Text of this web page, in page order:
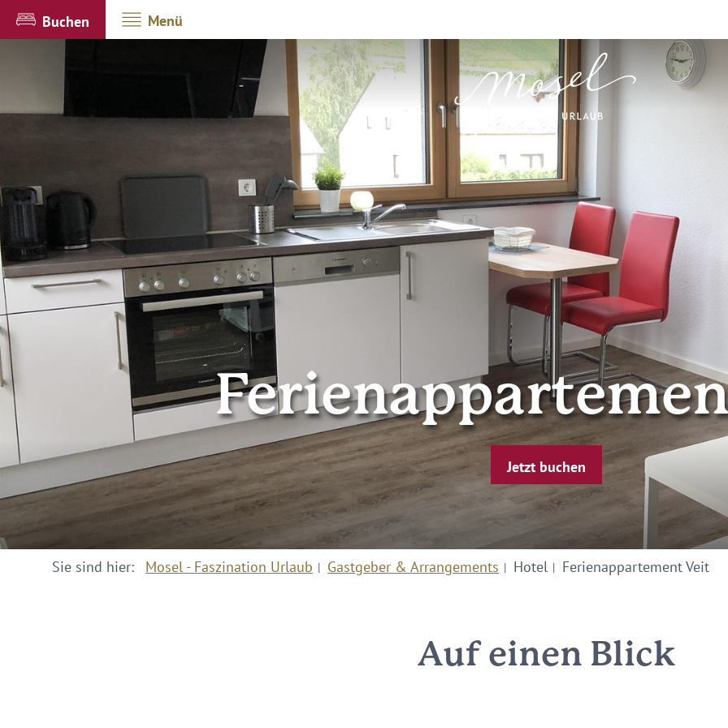
Buchen Menü
Jetzt buchen
Sie sind hier: Mosel - Faszination Urlaub Gastgeber & Arrangements Hotel Ferienappartement Veit
Auf einen Blick